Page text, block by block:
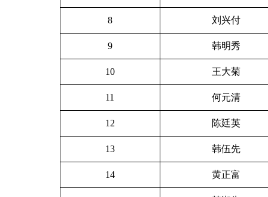
8 刘兴付
9 韩明秀
10 王大菊
11 何元清
12 陈廷英
13 韩伍先
14 黄正富